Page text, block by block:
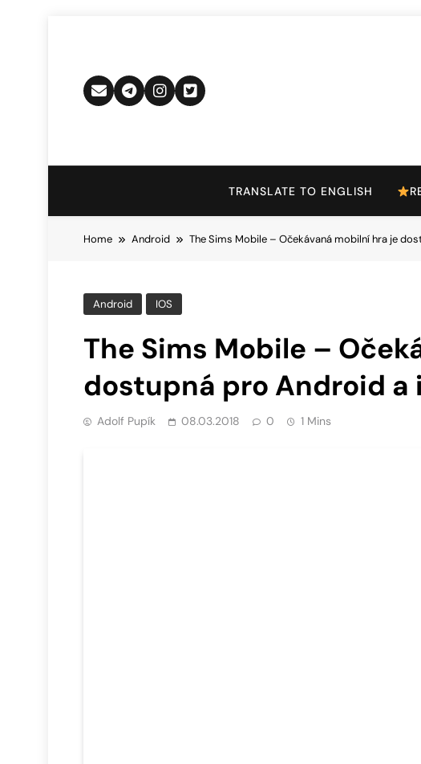
TRANSLATE TO ENGLISH
Home Android The Sims Mobile – Očekávaná mobilní hra je
Android IOS
The Sims Mobile –
dostupná pro Android a
Adolf Pupík 08.03.2018 0 1 Mins